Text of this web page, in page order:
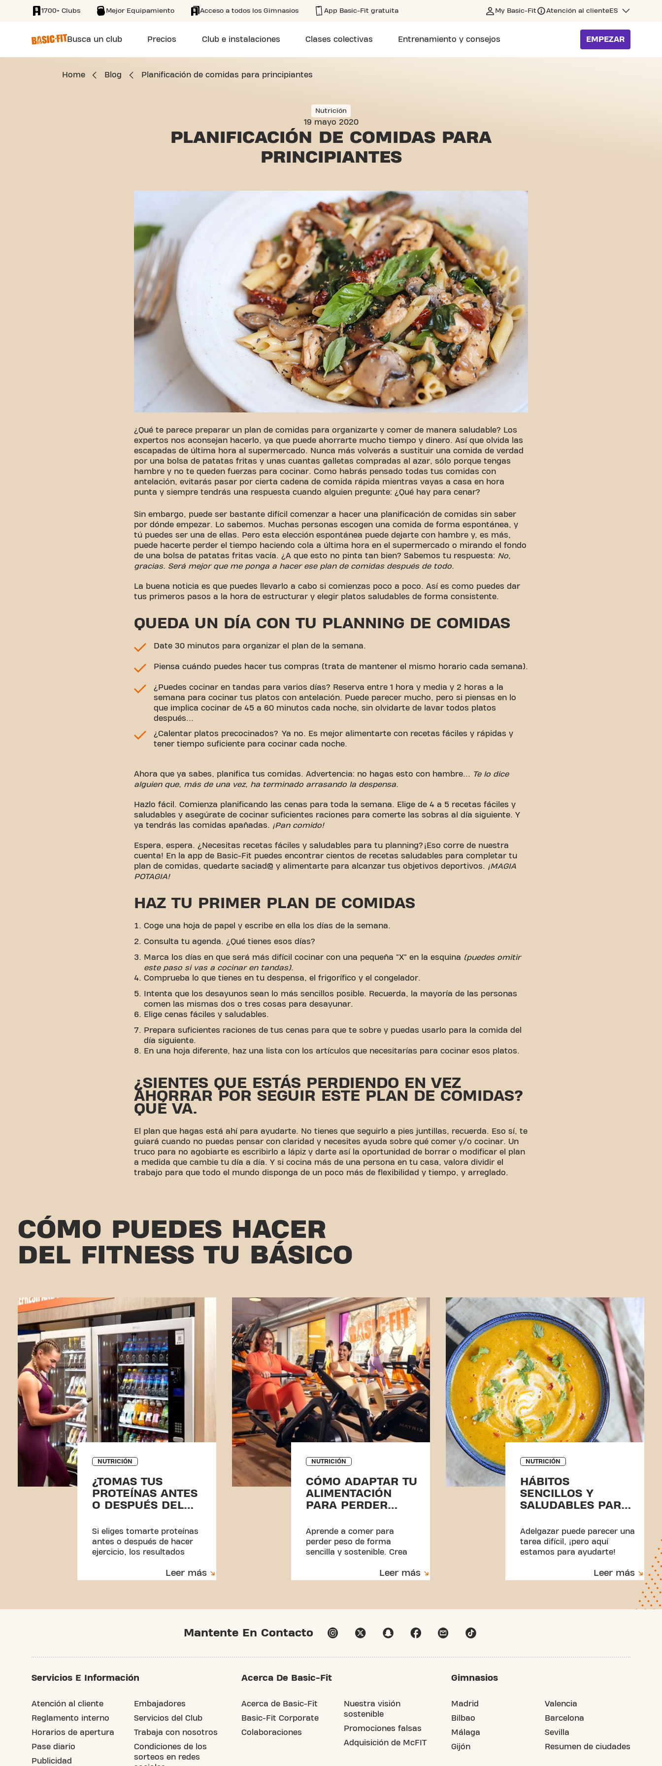
SKIP TO MAIN CONTENT
1700+ Clubs Mejor Equipamiento Acceso a todos los Gimnasios App Basic-Fit gratuita My Basic-Fit Atención al clienteES
Busca un club Precios Club e instalaciones Clases colectivas Entrenamiento y consejos EMPEZAR
Home Blog Planificación de comidas para principiantes
Nutrición
19 mayo 2020
PLANIFICACIÓN DE COMIDAS PARA
PRINCIPIANTES
¿Qué te parece preparar un plan de comidas para organizarte y comer de manera saludable? Los
expertos nos aconsejan hacerlo, ya que puede ahorrarte mucho tiempo y dinero. Así que olvida las
escapadas de última hora al supermercado. Nunca más volverás a sustituir una comida de verdad
por una bolsa de patatas fritas y unas cuantas galletas compradas al azar, sólo porque tengas
hambre y no te queden fuerzas para cocinar. Como habrás pensado todas tus comidas con
antelación, evitarás pasar por cierta cadena de comida rápida mientras vayas a casa en hora
punta y siempre tendrás una respuesta cuando alguien pregunte: ¿Qué hay para cenar?
Sin embargo, puede ser bastante difícil comenzar a hacer una planificación de comidas sin saber
por dónde empezar. Lo sabemos. Muchas personas escogen una comida de forma espontánea, y
tú puedes ser una de ellas. Pero esta elección espontánea puede dejarte con hambre y, es más,
puede hacerte perder el tiempo haciendo cola a última hora en el supermercado o mirando el fondo
de una bolsa de patatas fritas vacía. ¿A que esto no pinta tan bien? Sabemos tu respuesta: No,
gracias. Será mejor que me ponga a hacer ese plan de comidas después de todo.
La buena noticia es que puedes llevarlo a cabo si comienzas poco a poco. Así es como puedes dar
tus primeros pasos a la hora de estructurar y elegir platos saludables de forma consistente.
QUEDA UN DÍA CON TU PLANNING DE COMIDAS
Date 30 minutos para organizar el plan de la semana.
Piensa cuándo puedes hacer tus compras (trata de mantener el mismo horario cada semana).
¿Puedes cocinar en tandas para varios días? Reserva entre 1 hora y media y 2 horas a la
semana para cocinar tus platos con antelación. Puede parecer mucho, pero si piensas en lo
que implica cocinar de 45 a 60 minutos cada noche, sin olvidarte de lavar todos platos
después...
¿Calentar platos precocinados? Ya no. Es mejor alimentarte con recetas fáciles y rápidas y
tener tiempo suficiente para cocinar cada noche.
Ahora que ya sabes, planifica tus comidas. Advertencia: no hagas esto con hambre... Te lo dice
alguien que, más de una vez, ha terminado arrasando la despensa.
Hazlo fácil. Comienza planificando las cenas para toda la semana. Elige de 4 a 5 recetas fáciles y
saludables y asegúrate de cocinar suficientes raciones para comerte las sobras al día siguiente. Y
ya tendrás las comidas apañadas. ¡Pan comido!
Espera, espera. ¿Necesitas recetas fáciles y saludables para tu planning? ¡Eso corre de nuestra
cuenta! En la app de Basic-Fit puedes encontrar cientos de recetas saludables para completar tu
plan de comidas, quedarte saciad@ y alimentarte para alcanzar tus objetivos deportivos. ¡MAGIA
POTAGIA!
HAZ TU PRIMER PLAN DE COMIDAS
Coge una hoja de papel y escribe en ella los días de la semana.
Consulta tu agenda. ¿Qué tienes esos días?
Marca los días en que será más difícil cocinar con una pequeña "X" en la esquina (puedes omitir
este paso si vas a cocinar en tandas).
Comprueba lo que tienes en tu despensa, el frigorífico y el congelador.
Intenta que los desayunos sean lo más sencillos posible. Recuerda, la mayoría de las personas
comen las mismas dos o tres cosas para desayunar.
Elige cenas fáciles y saludables.
Prepara suficientes raciones de tus cenas para que te sobre y puedas usarlo para la comida del
día siguiente.
En una hoja diferente, haz una lista con los artículos que necesitarías para cocinar esos platos.
¿SIENTES QUE ESTÁS PERDIENDO EN VEZ
AHORRAR POR SEGUIR ESTE PLAN DE COMIDAS?
QUÉ VA.
El plan que hagas está ahí para ayudarte. No tienes que seguirlo a pies juntillas, recuerda. Eso sí, te
guiará cuando no puedas pensar con claridad y necesites ayuda sobre qué comer y/o cocinar. Un
truco para no agobiarte es escribirlo a lápiz y darte así la oportunidad de borrar o modificar el plan
a medida que cambie tu día a día. Y si cocina más de una persona en tu casa, valora dividir el
trabajo para que todo el mundo disponga de un poco más de flexibilidad y tiempo, y arreglado.
CÓMO PUEDES HACER
DEL FITNESS TU BÁSICO
NUTRICIÓN
¿TOMAS TUS
PROTEÍNAS ANTES
O DESPUÉS DEL
Si eliges tomarte proteínas
antes o después de hacer
ejercicio, los resultados
Leer más
NUTRICIÓN
CÓMO ADAPTAR TU
ALIMENTACIÓN
PARA PERDER
Aprende a comer para
perder peso de forma
sencilla y sostenible. Crea
controla tus porciones y
Leer más
NUTRICIÓN
HÁBITOS
SENCILLOS Y
SALUDABLES PARA
Adelgazar puede parecer una
tarea difícil, ¡pero aquí
estamos para ayudarte!
Leer más
Mantente En Contacto
Servicios E Información
Atención al cliente
Reglamento interno
Horarios de apertura
Pase diario
Publicidad
Embajadores
Servicios del Club
Trabaja con nosotros
Condiciones de los
sorteos en redes
Acerca De Basic-Fit
Acerca de Basic-Fit
Basic-Fit Corporate
Colaboraciones
Nuestra visión
sostenible
Promociones falsas
Adquisición de McFIT
Gimnasios
Madrid
Bilbao
Málaga
Gijón
Valencia
Barcelona
Sevilla
Resumen de ciudades